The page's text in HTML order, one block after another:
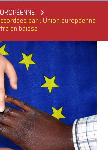
D’OCCITANIE EUROPE, NUMÉRIQUE- DIGITAL
2026
par l’Union européenne
en baisse